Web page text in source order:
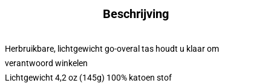
Beschrijving
Herbruikbare, lichtgewicht go-overal tas houdt u klaar om
verantwoord winkelen
Lichtgewicht 4,2 oz (145g) 100% katoen stof